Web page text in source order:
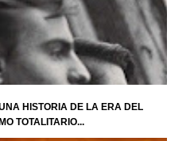
HISTORIA DE LA ERA DEL
TOTALITARIO...